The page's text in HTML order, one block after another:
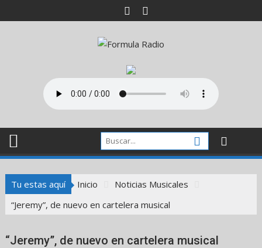
al
Tu estas aquí Inicio
Noticias Musicales
“Jeremy”, de nuevo en cartelera musical
“Jeremy”, de nuevo en cartelera musical